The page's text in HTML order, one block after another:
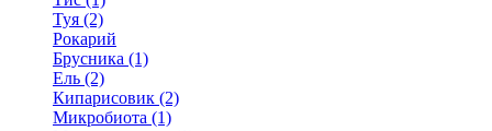
Туя (2)
Рокарий
Брусника (1)
Ель (2)
Кипарисовик (2)
Микробиота (1)